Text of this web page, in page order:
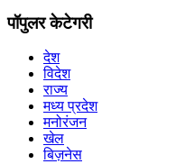
पॉपुलर केटेगरी
देश
विदेश
राज्य
मध्य प्रदेश
मनोरंजन
खेल
बिज़नेस